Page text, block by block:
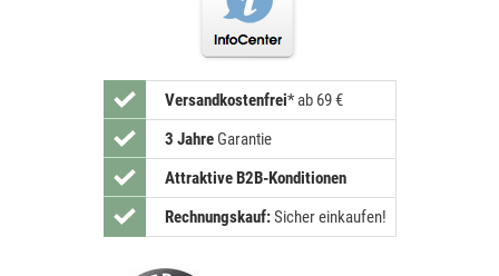
Versandkostenfrei* ab 69 €
3 JahreGarantie
Attraktive B2B-Konditionen
Rechnungskauf:Sicher einkaufen!